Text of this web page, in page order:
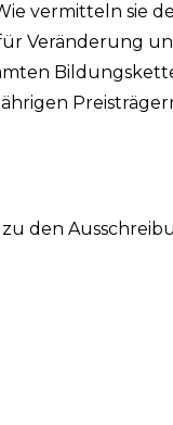
vermitteln sie
Veränderung
den